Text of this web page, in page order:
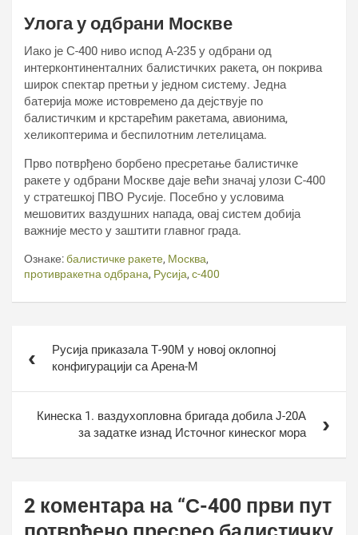
Улога у одбрани Москве
Иако је С-400 ниво испод А-235 у одбрани од
интерконтиненталних балистичких ракета, он покрива
широк спектар претњи у једном систему. Једна
батерија може истовремено да дејствује по
балистичким и крстарећим ракетама, авионима,
хеликоптерима и беспилотним летелицама.
Прво потврђено борбено пресретање балистичке
ракете у одбрани Москве даје већи значај улози С-400
у стратешкој ПВО Русије. Посебно у условима
мешовитих ваздушних напада, овај систем добија
важније место у заштити главног града.
Ознаке:балистичке ракете, Москва,
противракетна одбрана, Русија, с-400
чланкаРусија приказала Т-90М у новој оклопној
конфигурацији са Арена-М
Кинеска 1. ваздухопловна бригада добила Ј-20А
за задатке изнад Источног кинеског мора
2 коментара на “С-400 први пут